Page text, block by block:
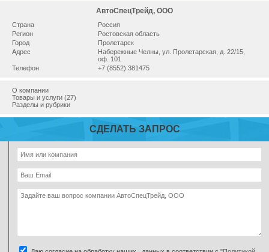
АвтоСпецТрейд, ООО
Страна
Россия
Регион
Ростовская область
Город
Пролетарск
Адрес
Набережные Челны, ул. Пролетарская, д. 22/15,
оф. 101
Телефон
+7 (8552) 381475
О компании
Товары и услуги (27)
Разделы и рубрики
СДЕЛАТЬ ЗАПРОС